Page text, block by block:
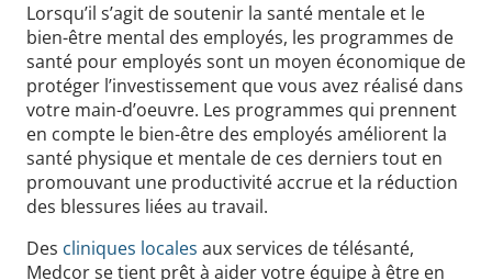
Lorsqu’il s’agit de soutenir la santé mentale et le
bien-être mental des employés, les programmes de
santé pour employés sont un moyen économique de
protéger l’investissement que vous avez réalisé dans
votre main-d’oeuvre. Les programmes qui prennent
en compte le bien-être des employés améliorent la
santé physique et mentale de ces derniers tout en
promouvant une productivité accrue et la réduction
des blessures liées au travail.
Des cliniques locales aux services de télésanté,
Medcor se tient prêt à aider votre équipe à être en